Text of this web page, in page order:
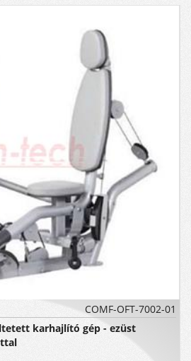
COMF-OFT-7002-01
karhajlító gép - ezüst